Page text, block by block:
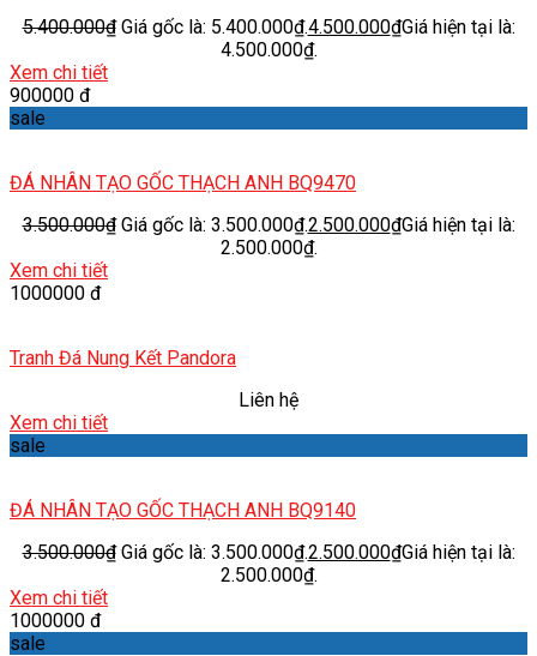
5.400.000₫ Giá gốc là: 5.400.000₫.4.500.000₫Giá hiện tại là:
4.500.000₫.
Xem chi tiết
900000 đ
sale
ĐÁ NHÂN TẠO GỐC THẠCH ANH BQ9470
3.500.000₫ Giá gốc là: 3.500.000₫.2.500.000₫Giá hiện tại là:
2.500.000₫.
Xem chi tiết
1000000 đ
Tranh Đá Nung Kết Pandora
Liên hệ
Xem chi tiết
sale
ĐÁ NHÂN TẠO GỐC THẠCH ANH BQ9140
3.500.000₫ Giá gốc là: 3.500.000₫.2.500.000₫Giá hiện tại là:
2.500.000₫.
Xem chi tiết
1000000 đ
sale